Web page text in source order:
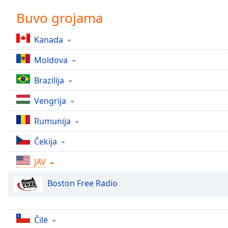
Chapters
Descriptions
descriptions
off,
selected
Subtitles
subtitles
settings,
opens
subtitles
settings
dialog
subtitles
selected
Buvo grojama
Kanada
Moldova
Brazilija
Vengrija
Rumunija
Čekija
JAV
Boston Free Radio
Čilė